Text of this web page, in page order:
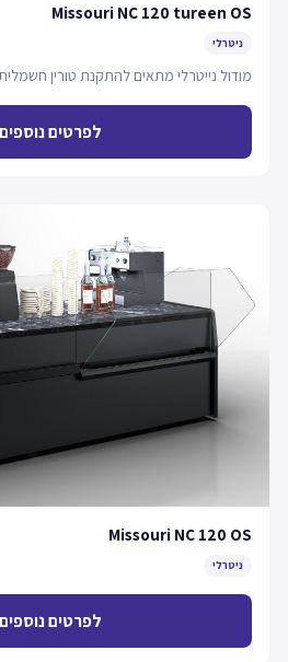
Missouri NC 120 tureen OS
ניטרלי
מודול נייטרלי מתאים להתקנת טורין
לפרטים נוספים
Missouri NC 120 OS
ניטרלי
לפרטים נוספים